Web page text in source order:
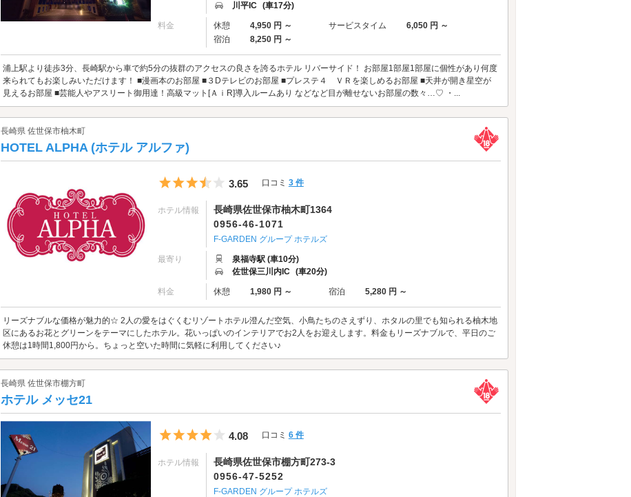
川平IC (車17分)
料金 休憩 4,950 円 ～ サービスタイム
6,050 円 ～
宿泊
8,250 円 ～
浦上駅より徒歩3分、長崎駅から車で約5分の抜群のアクセスの良さを誇るホテル リバーサイド！ お部屋1部屋1部屋に個性があり何度
来られてもお楽しみいただけます！ ■漫画本のお部屋 ■３Dテレビのお部屋 ■プレステ４ ＶＲを楽しめるお部屋 ■天井が開き星空が
見えるお部屋 ■芸能人やアスリート御用達！高級マット[ＡｉR]導入ルームあり などなど目が離せないお部屋の数々…♡ ・...
長崎県 佐世保市柚木町
HOTEL ALPHA (ホテル アルファ)
5つ星のうち3.5
3.65 口コミ 3 件
ホテル情報
長崎県佐世保市柚木町1364
0956-46-1071
F-GARDEN グループ ホテルズ
最寄り
泉福寺駅 (車10分)
佐世保三川内IC (車20分)
料金 休憩 1,980 円 ～ 宿泊 5,280 円 ～
リーズナブルな価格が魅力的☆ 2人の愛をはぐくむリゾートホテル澄んだ空気、小鳥たちのさえずり、ホタルの里でも知られる柚木地
区にあるお花とグリーンをテーマにしたホテル。花いっぱいのインテリアでお2人をお迎えします。料金もリーズナブルで、平日のご
休憩は1時間1,800円から。ちょっと空いた時間に気軽に利用してください♪
長崎県 佐世保市棚方町
ホテル メッセ21
5つ星のうち4
4.08 口コミ 6 件
ホテル情報
長崎県佐世保市棚方町273-3
0956-47-5252
F-GARDEN グループ ホテルズ